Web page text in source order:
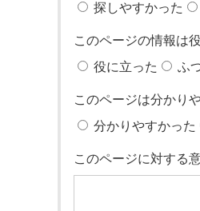
探しやすかった
このページの情報は
役に立った
ふ
このページは分かり
分かりやすかった
このページに対する